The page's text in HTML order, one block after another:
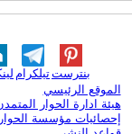
تيلكرامبنترست
الموقع الرئيسي
هيئة ادارة الحوار
إحصائيات مؤسسة